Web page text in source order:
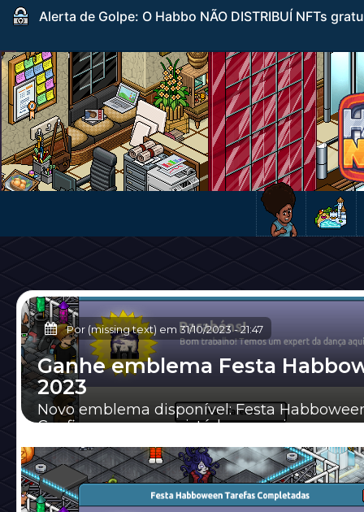
Alerta de Golpe: O Habbo NÃO DISTRIBUÍ NFTs
Por (missing text) em 31/10/2023-21:47
Ganhe emblema Festa
2023
Novo emblema disponível: Festa
Confira como conquistá-lo a seguir.